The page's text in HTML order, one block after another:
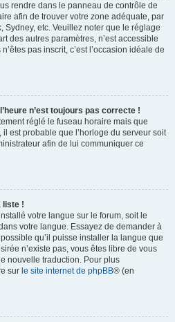
rendre dans le panneau de contrôle de
afin de trouver votre zone adéquate, par
Sydney, etc. Veuillez noter que le réglage
des autres paramètres, n’est accessible
pas inscrit, c’est l’occasion idéale de
n’est toujours pas correcte !
réglé le fuseau horaire mais que
il est probable que l’horloge du serveur soit
afin de lui communiquer ce
liste !
votre langue sur le forum, soit le
votre langue. Essayez de demander à
qu’il puisse installer la langue que
n’existe pas, vous êtes libre de vous
nouvelle traduction. Pour plus
sur le site internet de phpBB® (en